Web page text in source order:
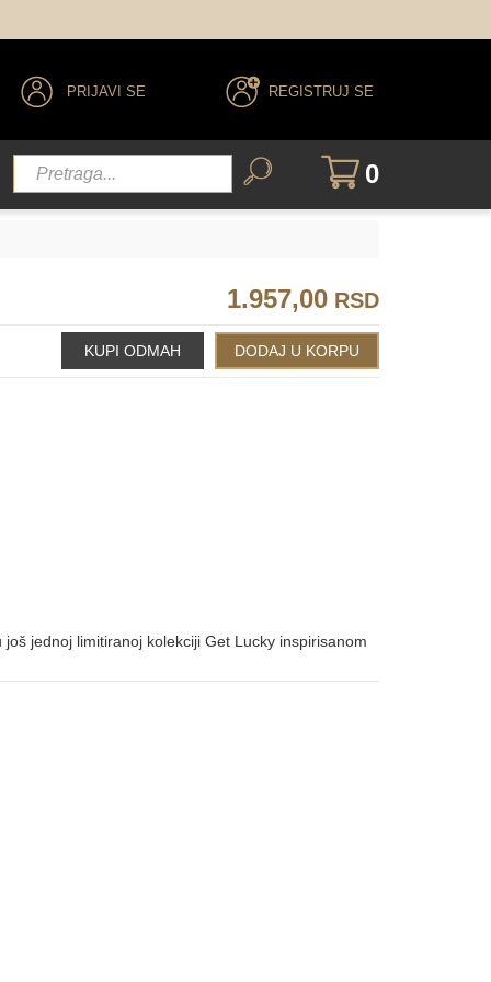
PRIJAVI SE REGISTRUJ SE
0
1.957,00 RSD
jednoj limitiranoj kolekciji Get Lucky inspirisanom